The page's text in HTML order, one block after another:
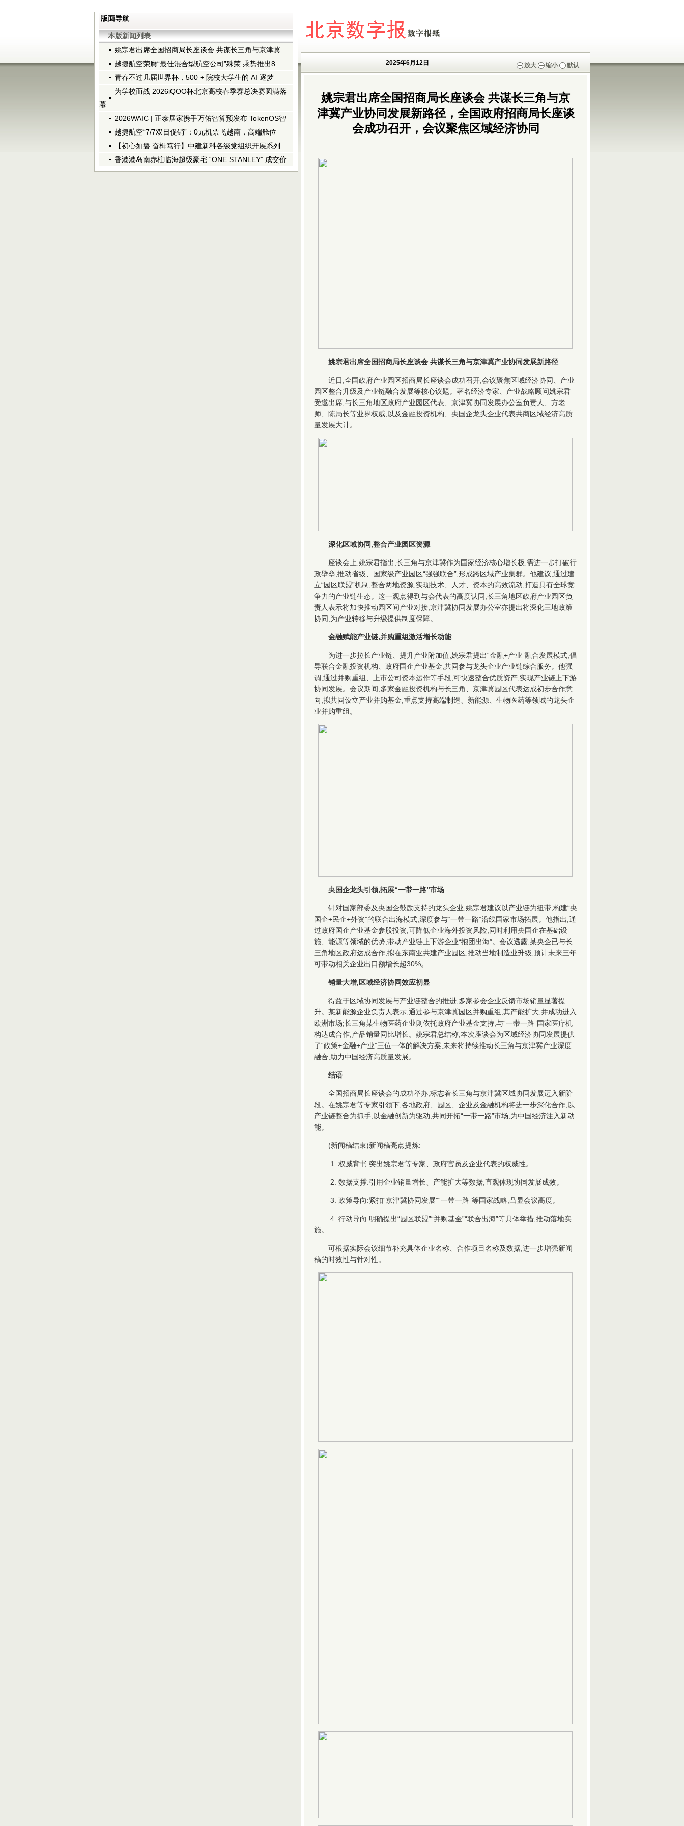
版面导航
本版新闻列表
姚宗君出席全国招商局长座谈会 共谋长三角与京津冀
越捷航空荣膺“最佳混合型航空公司”殊荣 乘势推出8.
青春不过几届世界杯，500 + 院校大学生的 AI 逐梦
为学校而战 2026iQOO杯北京高校春季赛总决赛圆满落
幕
2026WAIC | 正泰居家携手万佑智算预发布 TokenOS智
越捷航空“7/7双日促销”：0元机票飞越南，高端舱位
【初心如磐 奋楫笃行】中建新科各级党组织开展系列
香港港岛南赤柱临海超级豪宅 “ONE STANLEY” 成交价
2025年6月12日 放大 缩小 默认
姚宗君出席全国招商局长座谈会 共谋长三角与京
津冀产业协同发展新路径，全国政府招商局长座谈
会成功召开，会议聚焦区域经济协同
姚宗君出席全国招商局长座谈会 共谋长三角与京津冀产业协同发展新路径
近日,全国政府产业园区招商局长座谈会成功召开,会议聚焦区域经济协同、产业
园区整合升级及产业链融合发展等核心议题。著名经济专家、产业战略顾问姚宗君
受邀出席,与长三角地区政府产业园区代表、京津冀协同发展办公室负责人、方老
师、陈局长等业界权威,以及金融投资机构、央国企龙头企业代表共商区域经济高质
量发展大计。
深化区域协同,整合产业园区资源
座谈会上,姚宗君指出,长三角与京津冀作为国家经济核心增长极,需进一步打破行
政壁垒,推动省级、国家级产业园区“强强联合”,形成跨区域产业集群。他建议,通过建
立“园区联盟”机制,整合两地资源,实现技术、人才、资本的高效流动,打造具有全球竞
争力的产业链生态。这一观点得到与会代表的高度认同,长三角地区政府产业园区负
责人表示将加快推动园区间产业对接,京津冀协同发展办公室亦提出将深化三地政策
协同,为产业转移与升级提供制度保障。
金融赋能产业链,并购重组激活增长动能
为进一步拉长产业链、提升产业附加值,姚宗君提出“金融+产业”融合发展模式,倡
导联合金融投资机构、政府国企产业基金,共同参与龙头企业产业链综合服务。他强
调,通过并购重组、上市公司资本运作等手段,可快速整合优质资产,实现产业链上下游
协同发展。会议期间,多家金融投资机构与长三角、京津冀园区代表达成初步合作意
向,拟共同设立产业并购基金,重点支持高端制造、新能源、生物医药等领域的龙头企
业并购重组。
央国企龙头引领,拓展“一带一路”市场
针对国家部委及央国企鼓励支持的龙头企业,姚宗君建议以产业链为纽带,构建“央
国企+民企+外资”的联合出海模式,深度参与“一带一路”沿线国家市场拓展。他指出,通
过政府国企产业基金参股投资,可降低企业海外投资风险,同时利用央国企在基础设
施、能源等领域的优势,带动产业链上下游企业“抱团出海”。会议透露,某央企已与长
三角地区政府达成合作,拟在东南亚共建产业园区,推动当地制造业升级,预计未来三年
可带动相关企业出口额增长超30%。
销量大增,区域经济协同效应初显
得益于区域协同发展与产业链整合的推进,多家参会企业反馈市场销量显著提
升。某新能源企业负责人表示,通过参与京津冀园区并购重组,其产能扩大,并成功进入
欧洲市场;长三角某生物医药企业则依托政府产业基金支持,与“一带一路”国家医疗机
构达成合作,产品销量同比增长。姚宗君总结称,本次座谈会为区域经济协同发展提供
了“政策+金融+产业”三位一体的解决方案,未来将持续推动长三角与京津冀产业深度
融合,助力中国经济高质量发展。
结语
全国招商局长座谈会的成功举办,标志着长三角与京津冀区域协同发展迈入新阶
段。在姚宗君等专家引领下,各地政府、园区、企业及金融机构将进一步深化合作,以
产业链整合为抓手,以金融创新为驱动,共同开拓“一带一路”市场,为中国经济注入新动
能。
(新闻稿结束)新闻稿亮点提炼:
1. 权威背书:突出姚宗君等专家、政府官员及企业代表的权威性。
2. 数据支撑:引用企业销量增长、产能扩大等数据,直观体现协同发展成效。
3. 政策导向:紧扣“京津冀协同发展”“一带一路”等国家战略,凸显会议高度。
4. 行动导向:明确提出“园区联盟”“并购基金”“联合出海”等具体举措,推动落地实
施。
可根据实际会议细节补充具体企业名称、合作项目名称及数据,进一步增强新闻
稿的时效性与针对性。